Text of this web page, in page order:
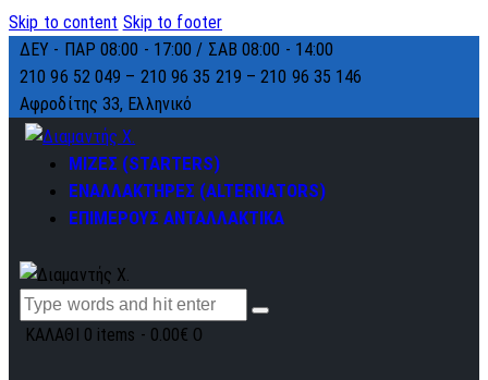
Skip to content Skip to footer
ΔΕΥ - ΠΑΡ 08:00 - 17:00 / ΣΑΒ 08:00 - 14:00
210 96 52 049 – 210 96 35 219 –210 96 35 146
Αφροδίτης 33, Ελληνικό
ΜΙΖΕΣ (STARTERS)
ΕΝΑΛΛΑΚΤΗΡΕΣ (ALTERNATORS)
ΕΠΙΜΕΡΟΥΣ ΑΝΤΑΛΛΑΚΤΙΚΑ
ΚΑΛΑΘΙ 0 items - 0.00€ 0